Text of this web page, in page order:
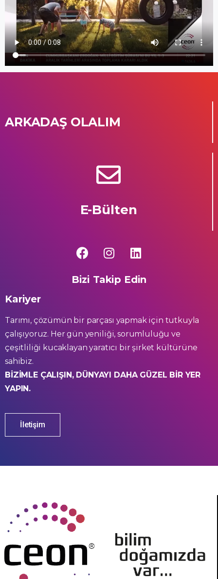
ARKADAŞ OLALIM
E-Bülten
Bizi Takip Edin
Kariyer
Tarımı, çözümün bir parçası yapmak için tutkuyla
çalışıyoruz. Her gün yeniliği, sorumluluğu ve
çeşitliliği kucaklayan yaratıcı bir şirket kültürüne
sahibiz.
BİZİMLE ÇALIŞIN, DÜNYAYI DAHA GÜZEL BİR YER
YAPIN.
İletişim